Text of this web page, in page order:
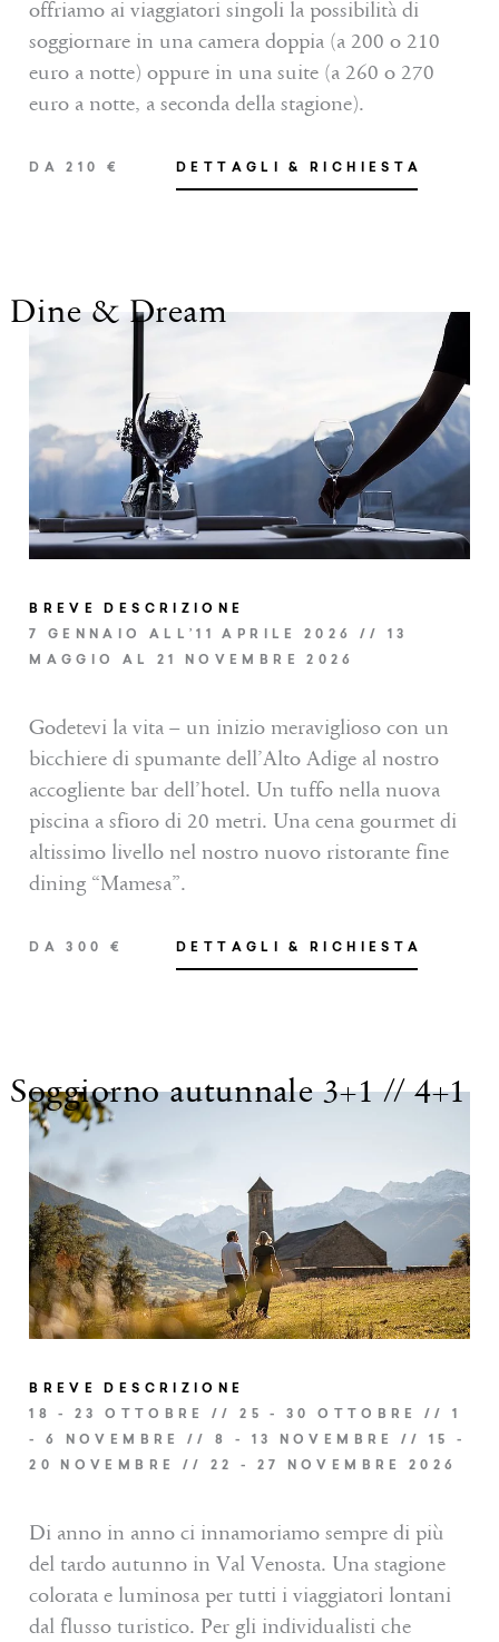
offriamo ai viaggiatori singoli la possibilità di
soggiornare in una camera doppia (a 200 o 210
euro a notte) oppure in una suite (a 260 o 270
euro a notte, a seconda della stagione).
DA 210 € DETTAGLI & RICHIESTA
(feste e festivi sono esclusi da questa offerta)
ALTRI SERVIZI INCLUSI
CHIUDI DETTAGLI
Dine & Dream
BREVE DESCRIZIONE
7 GENNAIO ALL’11 APRILE 2026 // 13
MAGGIO AL 21 NOVEMBRE 2026
Godetevi la vita – un inizio meraviglioso con un
bicchiere di spumante dell’Alto Adige al nostro
accogliente bar dell’hotel. Un tuffo nella nuova
piscina a sfioro di 20 metri. Una cena gourmet di
altissimo livello nel nostro nuovo ristorante fine
dining “Mamesa”.
DA 300 € DETTAGLI & RICHIESTA
Sconto del 20% sul prezzo della camera
Menù degustazione di 7 portate nel nostro nuovo
ristorante gourmet “Mamesa”
(aperto da mercoledì a sabato)
Pernottamento in camera doppia
Ricca colazione gourmet regionale
INVIA LA RICHIESTA
Soggiorno autunnale 3+1 // 4+1
BREVE DESCRIZIONE
18 - 23 OTTOBRE // 25 - 30 OTTOBRE // 1
- 6 NOVEMBRE // 8 - 13 NOVEMBRE // 15 -
20 NOVEMBRE // 22 - 27 NOVEMBRE 2026
Di anno in anno ci innamoriamo sempre di più
del tardo autunno in Val Venosta. Una stagione
colorata e luminosa per tutti i viaggiatori lontani
dal flusso turistico. Per gli individualisti che